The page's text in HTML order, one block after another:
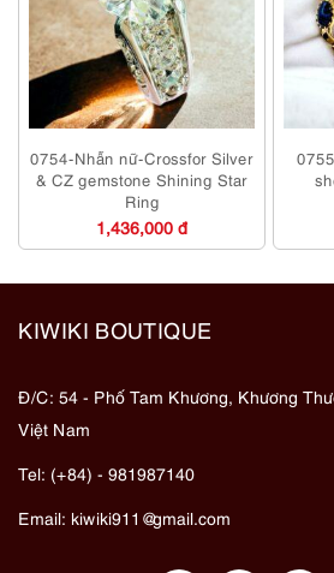
0754-Nhẫn nữ-Crossfor Silver
& CZ gemstone Shining Star
Ring
1,436,000 đ
KIWIKI BOUTIQUE
Đ/C: 54 - Phố Tam Khương, Khương
Việt Nam
Tel: (+84) - 981987140
Email: kiwiki911@gmail.com